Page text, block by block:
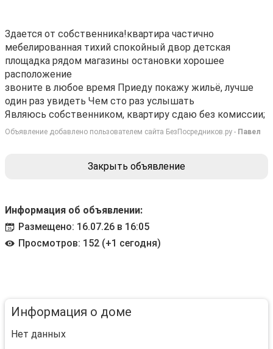
Здается от собственника!квартира частично
мебелированная тихий спокойный двор детская
площадка рядом магазины остановки хорошее
расположение
звоните в любое время Приеду покажу жильё, лучше
один раз увидеть Чем сто раз услышать
Являюсь собственником, квартиру сдаю без комиссии;
Объявление добавлено пользователем сайта БезПосредников.ру - Павел
Закрыть объявление
Информация об объявлении:
Размещено: 16.07.26 в 16:05
Просмотров: 152 (+1 сегодня)
Информация о доме
Нет данных